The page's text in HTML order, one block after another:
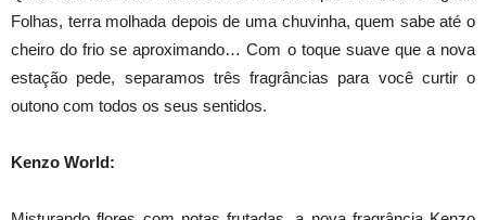
Folhas, terra molhada depois de uma chuvinha, quem sabe até o
cheiro do frio se aproximando… Com o toque suave que a nova
estação pede, separamos três fragrâncias para você curtir o
outono com todos os seus sentidos.
Kenzo World: